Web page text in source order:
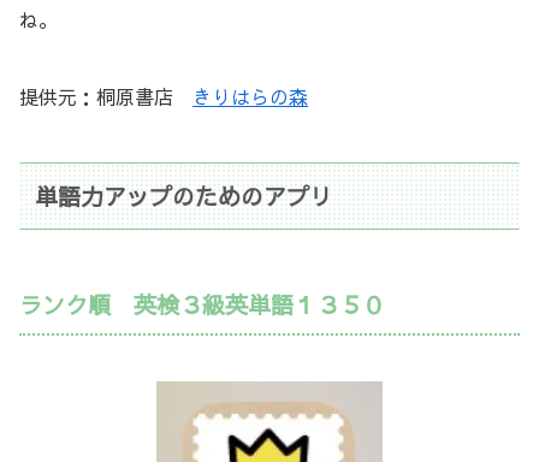
ね。
提供元：桐原書店 きりはらの森
単語力アップのためのアプリ
ランク順 英検３級英単語１３５０